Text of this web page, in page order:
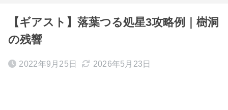
【ギアスト】落葉つる処星3攻略例｜樹洞
の残響
2022年9月25日 2026年5月23日